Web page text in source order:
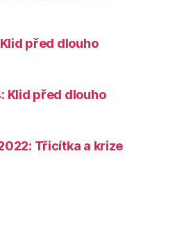
před dlouho
Klid před dlouho
Třicítka a krize